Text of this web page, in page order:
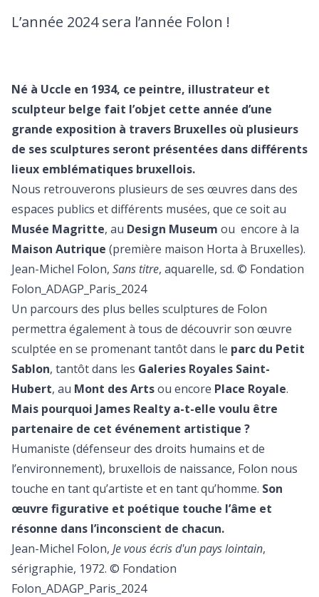
L’année 2024 sera l’année Folon !
Né à Uccle en 1934, ce peintre, illustrateur et
sculpteur belge fait l’objet cette année d’une
grande exposition à travers Bruxelles où plusieurs
de ses sculptures seront présentées dans différents
lieux emblématiques bruxellois.
Nous retrouverons plusieurs de ses œuvres dans des
espaces publics et différents musées, que ce soit au
Musée Magritte, au Design Museum ou encore à la
Maison Autrique (première maison Horta à Bruxelles).
Jean-Michel Folon, Sans titre, aquarelle, sd. © Fondation
Folon_ADAGP_Paris_2024
Un parcours des plus belles sculptures de Folon
permettra également à tous de découvrir son œuvre
sculptée en se promenant tantôt dans le parc du Petit
Sablon, tantôt dans les Galeries Royales Saint-
Hubert, au Mont des Artsou encore Place Royale.
Mais pourquoi James Realty a-t-elle voulu être
partenaire de cet événement artistique ?
Humaniste (défenseur des droits humains et de
l’environnement), bruxellois de naissance, Folon nous
touche en tant qu’artiste et en tant qu’homme. Son
œuvre figurative et poétique touche l’âme et
résonne dans l’inconscient de chacun.
Jean-Michel Folon, Je vous écris d'un pays lointain,
sérigraphie, 1972. © Fondation
Folon_ADAGP_Paris_2024